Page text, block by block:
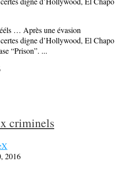
… Après une évasion
digne d’Hollywood, El Chapo
“Prison”. ...
criminels
2016